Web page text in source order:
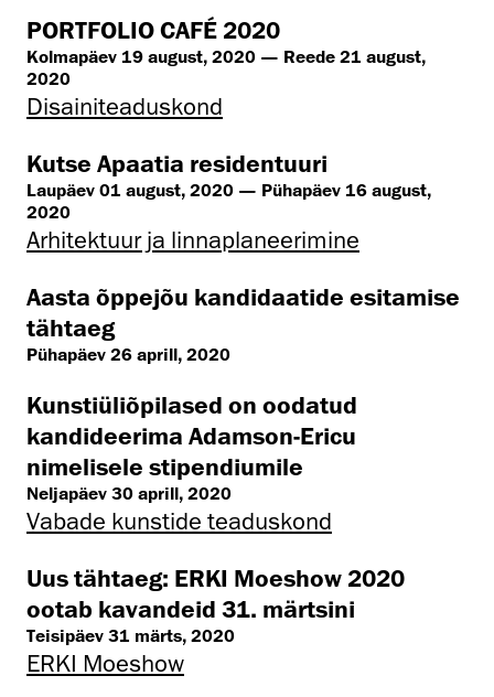
PORTFOLIO CAFÉ 2020
Kolmapäev 19 august, 2020 — Reede 21 august,
2020
Disaini­­teaduskond
Kutse Apaatia residentuuri
Laupäev 01 august, 2020 — Pühapäev 16 august,
2020
Arhitektuur ja linnaplaneerimine
Aasta õppejõu kandidaatide esitamise
tähtaeg
Pühapäev 26 aprill, 2020
Kunstiüliõpilased on oodatud
kandideerima Adamson-Ericu
nimelisele stipendiumile
Neljapäev 30 aprill, 2020
Vabade kunstide teaduskond
Uus tähtaeg: ERKI Moeshow 2020
ootab kavandeid 31. märtsini
Teisipäev 31 märts, 2020
ERKI Moeshow